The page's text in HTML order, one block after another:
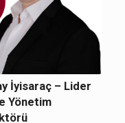
İyisaraç – Lider
Yönetim